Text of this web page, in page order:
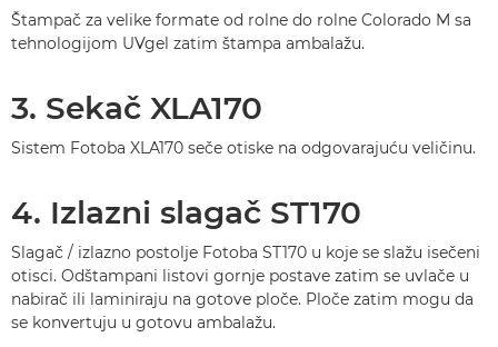
Štampač za velike formate od rolne do rolne Colorado M sa
tehnologijom UVgel zatim štampa ambalažu.
3. Sekač XLA170
Sistem Fotoba XLA170 seče otiske na odgovarajuću veličinu.
4. Izlazni slagač ST170
Slagač / izlazno postolje Fotoba ST170 u koje se slažu isečeni
otisci. Odštampani listovi gornje postave zatim se uvlače u
nabirač ili laminiraju na gotove ploče. Ploče zatim mogu da
se konvertuju u gotovu ambalažu.